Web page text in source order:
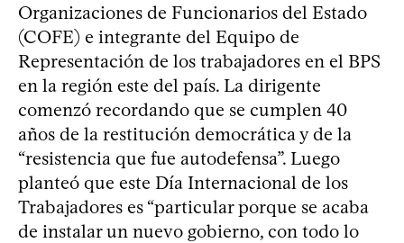
Organizaciones de Funcionarios del Estado
(COFE) e integrante del Equipo de
Representación de los trabajadores en el BPS
en la región este del país. La dirigente
comenzó recordando que se cumplen 40
años de la restitución democrática y de la
“resistencia que fue autodefensa”. Luego
planteó que este Día Internacional de los
Trabajadores es “particular porque se acaba
de instalar un nuevo gobierno, con todo lo